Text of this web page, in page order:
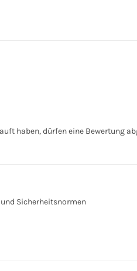
haben, dürfen eine Bewertung
Sicherheitsnormen